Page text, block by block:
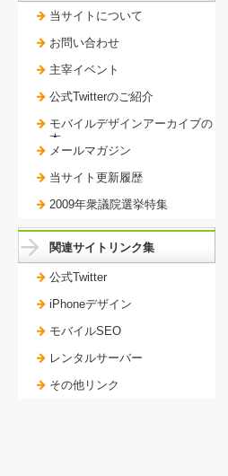
当サイトについて
お問い合わせ
主宰イベント
公式Twitterのご紹介
モバイルデザインアーカイブの
本。
メールマガジン
当サイト更新履歴
2009年衆議院選挙特集
関連サイトリンク集
公式Twitter
iPhoneデザイン
モバイルSEO
レンタルサーバー
その他リンク